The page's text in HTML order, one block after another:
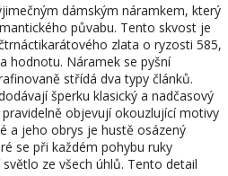
dámským náramkem, který
půvabu. Tento skvost je
zlata o ryzosti 585,
hodnotu. Náramek se pyšní
střídá dva typy článků.
šperku klasický a nadčasový
objevují okouzlující motivy
a jeho obrys je hustě osázený
se při každém pohybu ruky
ze všech úhlů. Tento detail